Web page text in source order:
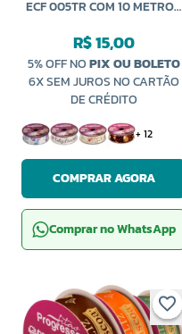
ECF 005TR COM 10 METROS
R$ 15,00
5% OFF NOPIX OU BOLETO
6X SEM JUROS NO CARTÃO
DE CRÉDITO
+ 12
COMPRAR AGORA
Comprar no WhatsApp